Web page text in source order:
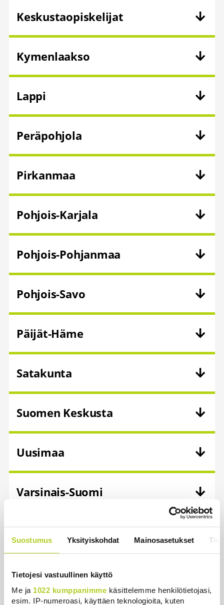
Suostumus Yksityiskohdat Mainosasetukset
Tietojesi vastuullinen käyttö
Me ja 1022 kumppanimme käsittelemme henkilötietojasi,
esim. IP-numeroasi, käyttäen teknologioita, kuten
Keskustaopiskelijat
Kymenlaakso
Lappi
Peräpohjola
Pirkanmaa
Pohjois-Karjala
Pohjois-Pohjanmaa
Pohjois-Savo
Päijät-Häme
Satakunta
Suomen Keskusta
Uusimaa
Varsinais-Suomi
Uutiset
Uusimmat